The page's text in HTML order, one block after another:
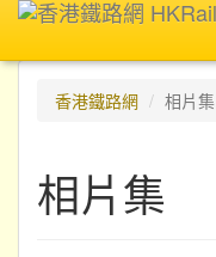
香港鐵路網
相片集
相片集